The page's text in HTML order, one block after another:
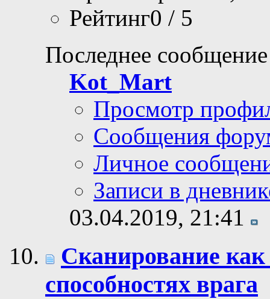
Рейтинг0 / 5
Последнее
Kot_Mart
Просмотр
Сообщения
Личное
Записи в
03.04.2019, 21:41
Сканирование
способностях врага